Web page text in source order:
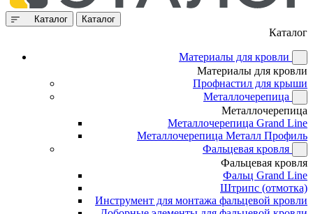
Каталог Каталог
Каталог
Материалы для кровли
Материалы для кровли
Профнастил для крыши
Металлочерепица
Металлочерепица
Металлочерепица Grand Line
Металлочерепица Металл Профиль
Фальцевая кровля
Фальцевая кровля
Фальц Grand Line
Штрипс (отмотка)
Инструмент для монтажа фальцевой кровли